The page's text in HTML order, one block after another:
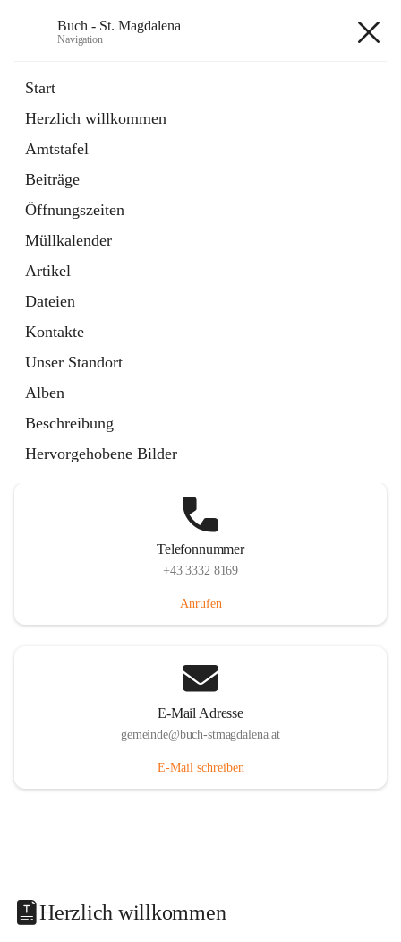
Buch - St. Magdalena
Navigation
Start
Herzlich willkommen
Amtstafel
Beiträge
Öffnungszeiten
Müllkalender
Artikel
Dateien
Kontakte
Unser Standort
Alben
Beschreibung
Hervorgehobene Bilder
11 Schnellzugriffe
Bürgerservice
10 Schnellzugriffe
Telefonnummer
+43 3332 8169
Anrufen
E-Mail Adresse
gemeinde@buch-stmagdalena.at
E-Mail schreiben
Herzlich willkommen